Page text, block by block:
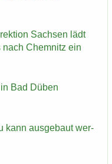
Sach­sen lädt
nach Chem­nitz ein
Bad Düben
kann aus­ge­baut wer­